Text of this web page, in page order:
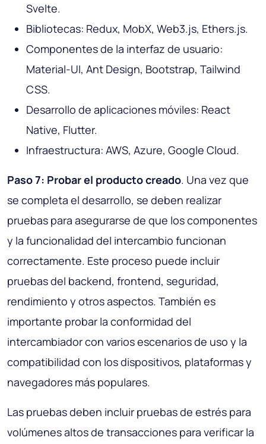
Svelte.
Bibliotecas: Redux, MobX, Web3.js, Ethers.js.
Componentes de la interfaz de usuario:
Material-UI, Ant Design, Bootstrap, Tailwind
CSS.
Desarrollo de aplicaciones móviles: React
Native, Flutter.
Infraestructura: AWS, Azure, Google Cloud.
Paso 7: Probar el producto creado. Una vez que
se completa el desarrollo, se deben realizar
pruebas para asegurarse de que los componentes
y la funcionalidad del intercambio funcionan
correctamente. Este proceso puede incluir
pruebas del backend, frontend, seguridad,
rendimiento y otros aspectos. También es
importante probar la conformidad del
intercambiador con varios escenarios de uso y la
compatibilidad con los dispositivos, plataformas y
navegadores más populares.
Las pruebas deben incluir pruebas de estrés para
volúmenes altos de transacciones para verificar la